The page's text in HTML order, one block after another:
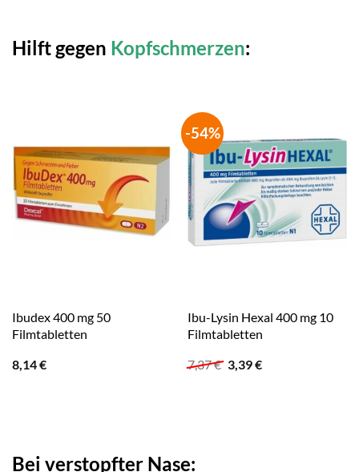
Hilft gegen Kopfschmerzen:
Ibudex 400 mg 50
Filmtabletten
8,14€
-54%
Ibu-Lysin Hexal 400 mg 10
Filmtabletten
7,37€ Ursprünglicher
Preis
3,39€Aktueller
Bei verstopfter Nase: